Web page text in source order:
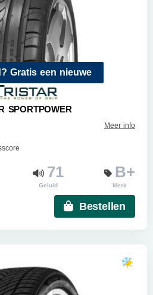
Gratis een nieuwe
SPORTPOWER
Meer info
71
Geluid
B+
Merk
Bestellen